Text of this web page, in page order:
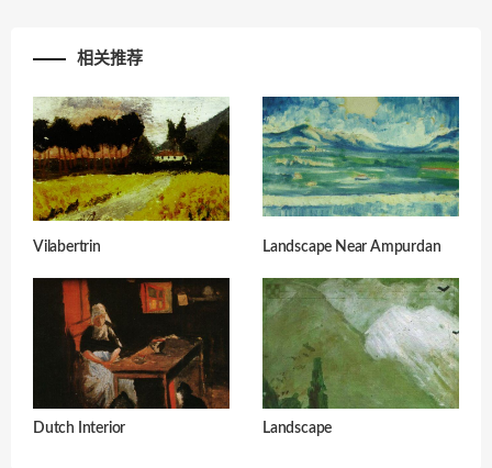
相关推荐
Vilabertrin Landscape Near Ampurdan
Dutch Interior Landscape